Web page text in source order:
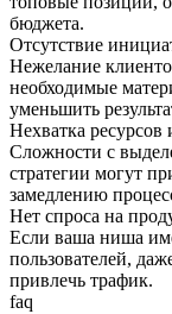
бюджета.
Отсутствие
Нежелание
необходимые
уменьшить
Нехватка ресурсов
Сложности с
стратегии могут
замедлению
Нет спроса на
Если ваша ниша
пользователей,
привлечь трафик.
faq